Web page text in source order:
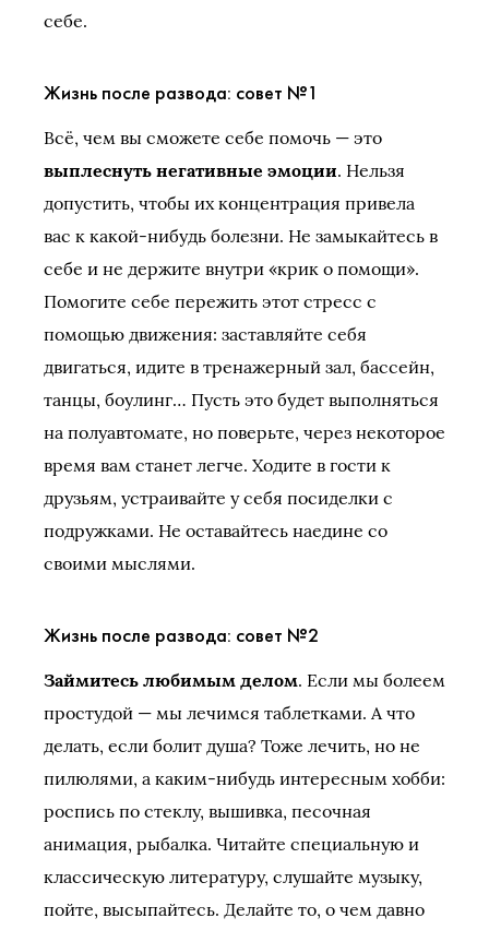
себе.
Жизнь после развода: совет №1
Всё, чем вы сможете себе помочь — это
выплеснуть негативные эмоции. Нельзя
допустить, чтобы их концентрация привела
вас к какой-нибудь болезни. Не замыкайтесь в
себе и не держите внутри «крик о помощи».
Помогите себе пережить этот стресс с
помощью движения: заставляйте себя
двигаться, идите в тренажерный зал, бассейн,
танцы, боулинг… Пусть это будет выполняться
на полуавтомате, но поверьте, через некоторое
время вам станет легче. Ходите в гости к
друзьям, устраивайте у себя посиделки с
подружками. Не оставайтесь наедине со
своими мыслями.
Жизнь после развода: совет №2
Займитесь любимым делом. Если мы болеем
простудой — мы лечимся таблетками. А что
делать, если болит душа? Тоже лечить, но не
пилюлями, а каким-нибудь интересным хобби:
роспись по стеклу, вышивка, песочная
анимация, рыбалка. Читайте специальную и
классическую литературу, слушайте музыку,
пойте, высыпайтесь. Делайте то, о чем давно